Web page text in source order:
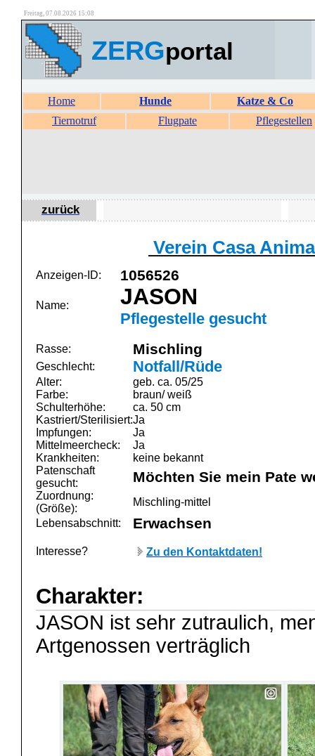
Freitag, 07.08.2026 15:08
ZERGportal
Home Hunde
Katze & Co
Tiernotruf
Flugpate Pflegestellen
zurück
Verein Casa
Anzeigen-ID: 1056526
Name: JASON
Pflegestelle gesucht
Rasse: Mischling
Geschlecht: Notfall/Rüde
Alter:
geb. ca. 05/25
Farbe:
braun/ weiß
Schulterhöhe:
ca. 50 cm
Kastriert/Sterilisiert:Ja
Impfungen:
Ja
Mittelmeercheck:
Ja
Krankheiten:
keine bekannt
Patenschaft
gesucht:
Möchten Sie mein Pate
Zuordnung:
(Größe):
Mischling-mittel
Lebensabschnitt:
Erwachsen
Interesse? Zu den Kontaktdaten!
Charakter:
JASON ist sehr zutraulich,
Artgenossen verträglich